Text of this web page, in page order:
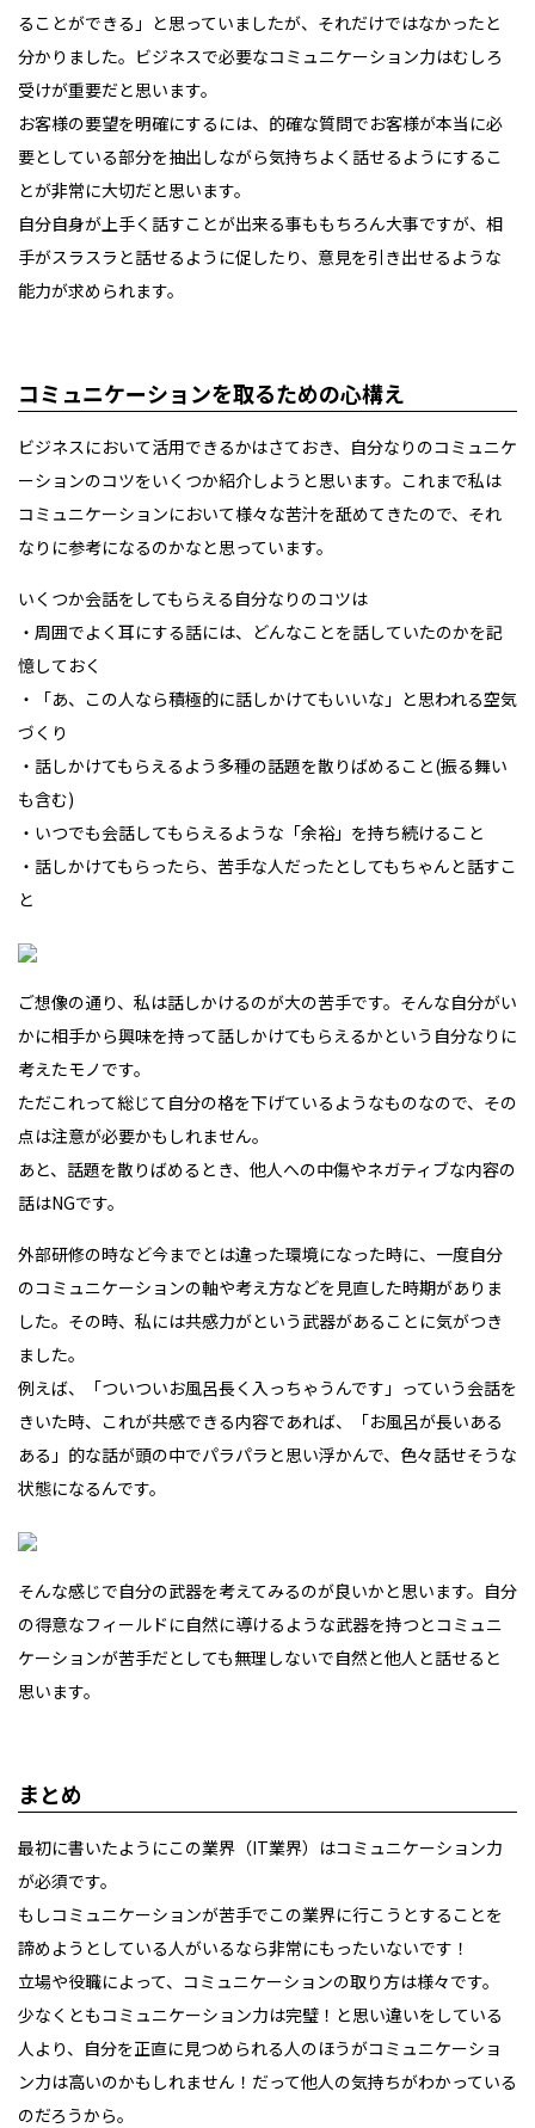
ることができる」と思っていましたが、それだけではなかったと
分かりました。ビジネスで必要なコミュニケーション力はむしろ
受けが重要だと思います。
お客様の要望を明確にするには、的確な質問でお客様が本当に必
要としている部分を抽出しながら気持ちよく話せるようにするこ
とが非常に大切だと思います。
自分自身が上手く話すことが出来る事ももちろん大事ですが、相
手がスラスラと話せるように促したり、意見を引き出せるような
能力が求められます。
コミュニケーションを取るための心構え
ビジネスにおいて活用できるかはさておき、自分なりのコミュニケ
ーションのコツをいくつか紹介しようと思います。これまで私は
コミュニケーションにおいて様々な苦汁を舐めてきたので、それ
なりに参考になるのかなと思っています。
いくつか会話をしてもらえる自分なりのコツは
・周囲でよく耳にする話には、どんなことを話していたのかを記
憶しておく
・「あ、この人なら積極的に話しかけてもいいな」と思われる空気
づくり
・話しかけてもらえるよう多種の話題を散りばめること(振る舞い
も含む)
・いつでも会話してもらえるような「余裕」を持ち続けること
・話しかけてもらったら、苦手な人だったとしてもちゃんと話すこ
と
ご想像の通り、私は話しかけるのが大の苦手です。そんな自分がい
かに相手から興味を持って話しかけてもらえるかという自分なりに
考えたモノです。
ただこれって総じて自分の格を下げているようなものなので、その
点は注意が必要かもしれません。
あと、話題を散りばめるとき、他人への中傷やネガティブな内容の
話はNGです。
外部研修の時など今までとは違った環境になった時に、一度自分
のコミュニケーションの軸や考え方などを見直した時期がありま
した。その時、私には共感力がという武器があることに気がつき
ました。
例えば、「ついついお風呂長く入っちゃうんです」っていう会話を
きいた時、これが共感できる内容であれば、「お風呂が長いある
ある」的な話が頭の中でパラパラと思い浮かんで、色々話せそうな
状態になるんです。
そんな感じで自分の武器を考えてみるのが良いかと思います。自分
の得意なフィールドに自然に導けるような武器を持つとコミュニ
ケーションが苦手だとしても無理しないで自然と他人と話せると
思います。
まとめ
最初に書いたようにこの業界（IT業界）はコミュニケーション力
が必須です。
もしコミュニケーションが苦手でこの業界に行こうとすることを
諦めようとしている人がいるなら非常にもったいないです！
立場や役職によって、コミュニケーションの取り方は様々です。
少なくともコミュニケーション力は完璧！と思い違いをしている
人より、自分を正直に見つめられる人のほうがコミュニケーショ
ン力は高いのかもしれません！だって他人の気持ちがわかっている
のだろうから。